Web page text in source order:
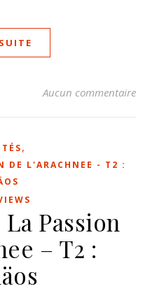
Aucun commentaire
,
DE L'ARACHNEE - T2 :
Passion
– T2 :